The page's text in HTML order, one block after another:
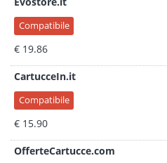
Compatibile
€ 19.86
CartucceIn.it
Compatibile
€ 15.90
OfferteCartucce.com